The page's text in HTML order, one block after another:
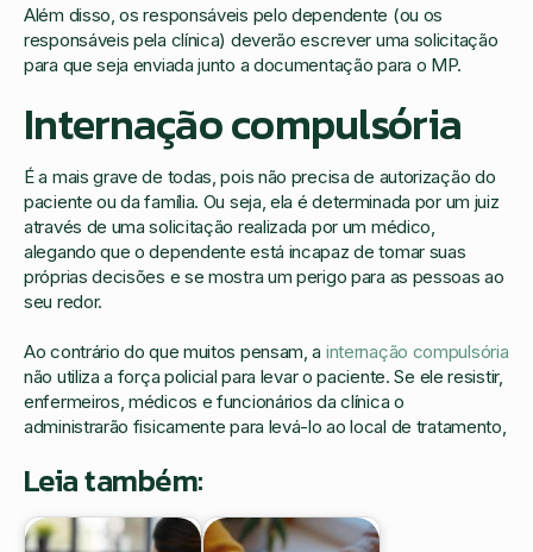
Além disso, os responsáveis pelo dependente (ou os
responsáveis pela clínica) deverão escrever uma solicitação
para que seja enviada junto a documentação para o MP.
Internação compulsória
É a mais grave de todas, pois não precisa de autorização do
paciente ou da família. Ou seja, ela é determinada por um juiz
através de uma solicitação realizada por um médico,
alegando que o dependente está incapaz de tomar suas
próprias decisões e se mostra um perigo para as pessoas ao
seu redor.
Ao contrário do que muitos pensam, a internação compulsória
não utiliza a força policial para levar o paciente. Se ele resistir,
enfermeiros, médicos e funcionários da clínica o
administrarão fisicamente para levá-lo ao local de tratamento,
Leia também: